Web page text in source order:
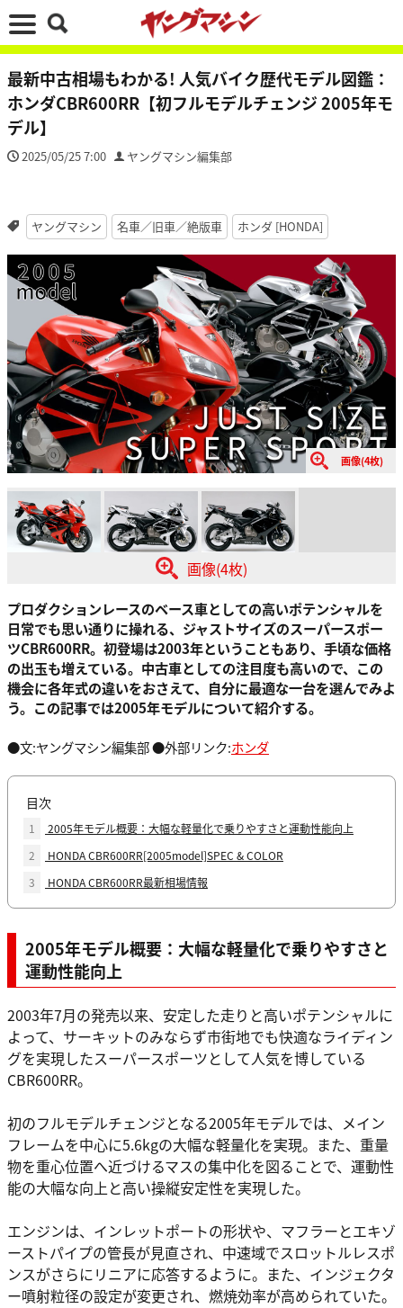
最新中古相場もわかる! 人気バイク歴代モデル図鑑：
ホンダCBR600RR【初フルモデルチェンジ 2005年モ
デル】
2025/05/25 7:00 ヤングマシン編集部
ヤングマシン 名車／旧車／絶版車 ホンダ [HONDA]
画像(4枚)
画像(4枚)
プロダクションレースのベース車としての高いポテンシャルを
日常でも思い通りに操れる、ジャストサイズのスーパースポー
ツCBR600RR。初登場は2003年ということもあり、手頃な価格
の出玉も増えている。中古車としての注目度も高いので、この
機会に各年式の違いをおさえて、自分に最適な一台を選んでみよ
う。この記事では2005年モデルについて紹介する。
●文:ヤングマシン編集部 ●外部リンク:ホンダ
目次
1
2005年モデル概要：大幅な軽量化で乗りやすさと運動性能向上
2
HONDA CBR600RR[2005model]SPEC & COLOR
3
HONDA CBR600RR最新相場情報
2005年モデル概要：大幅な軽量化で乗りやすさと
運動性能向上
2003年7月の発売以来、安定した走りと高いポテンシャルに
よって、サーキットのみならず市街地でも快適なライディン
グを実現したスーパースポーツとして人気を博している
CBR600RR。
初のフルモデルチェンジとなる2005年モデルでは、メイン
フレームを中心に5.6kgの大幅な軽量化を実現。また、重量
物を重心位置へ近づけるマスの集中化を図ることで、運動性
能の大幅な向上と高い操縦安定性を実現した。
エンジンは、インレットポートの形状や、マフラーとエキゾ
ーストパイプの管長が見直され、中速域でスロットルレスポ
ンスがさらにリニアに応答するように。また、インジェクタ
ー噴射粒径の設定が変更され、燃焼効率が高められていた。